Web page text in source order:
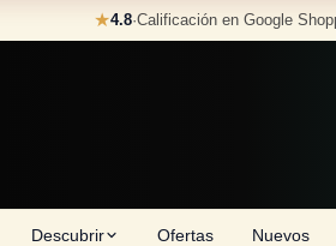
★4.8·Calificación en Google
Descubrir Ofertas Nuevos